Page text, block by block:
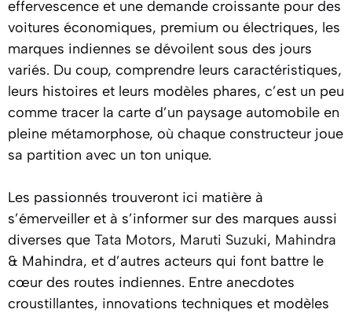
effervescence et une demande croissante pour des
voitures économiques, premium ou électriques, les
marques indiennes se dévoilent sous des jours
variés. Du coup, comprendre leurs caractéristiques,
leurs histoires et leurs modèles phares, c’est un peu
comme tracer la carte d’un paysage automobile en
pleine métamorphose, où chaque constructeur joue
sa partition avec un ton unique.
Les passionnés trouveront ici matière à
s’émerveiller et à s’informer sur des marques aussi
diverses que Tata Motors, Maruti Suzuki, Mahindra
& Mahindra, et d’autres acteurs qui font battre le
cœur des routes indiennes. Entre anecdotes
croustillantes, innovations techniques et modèles